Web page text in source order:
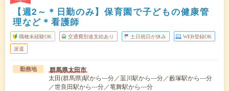
【週2～＊日勤のみ】保育園で子どもの健康管
理など＊看護師
職種未経験OK 交通費別途支給あり 土日祝日が休み WEB登録OK
派遣
勤務地 群馬県太田市
太田(群馬県)駅から---分／韮川駅から---分／藪塚駅から---分
／世良田駅から---分／竜舞駅から---分